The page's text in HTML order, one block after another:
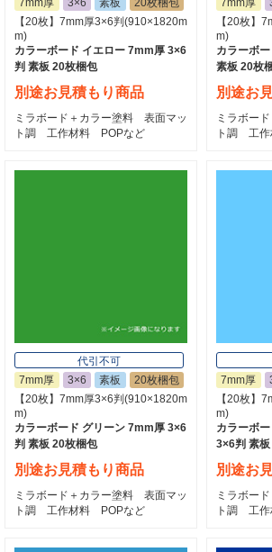
7mm厚 3×6 素板
20枚梱包
【20枚】7mm厚3×6判(910×1820m
m)
カラーボード イエロー 7mm厚 3×6
判 素板 20枚梱包
別途お見積もり商品
ミラボード＋カラー塗料 表面マッ
ト調 工作材料 POPなど
7mm厚
【20枚】
m)
カラーボ
素板 20枚
別途お
ミラボー
ト調 工
代引不可
7mm厚
3×6 素板
20枚梱包
【20枚】7mm厚3×6判(910×1820m
m)
カラーボード グリーン 7mm厚 3×6
判 素板 20枚梱包
別途お見積もり商品
ミラボード＋カラー塗料 表面マッ
ト調 工作材料 POPなど
7mm厚
【20枚】
m)
カラーボ
3×6判 素
別途お
ミラボー
ト調 工